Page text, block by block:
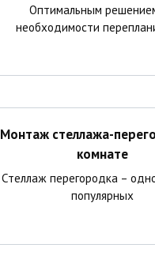
Оптимальным
необходимости
Монтаж стеллажа-
комнате
Стеллаж перегородка –
популярных